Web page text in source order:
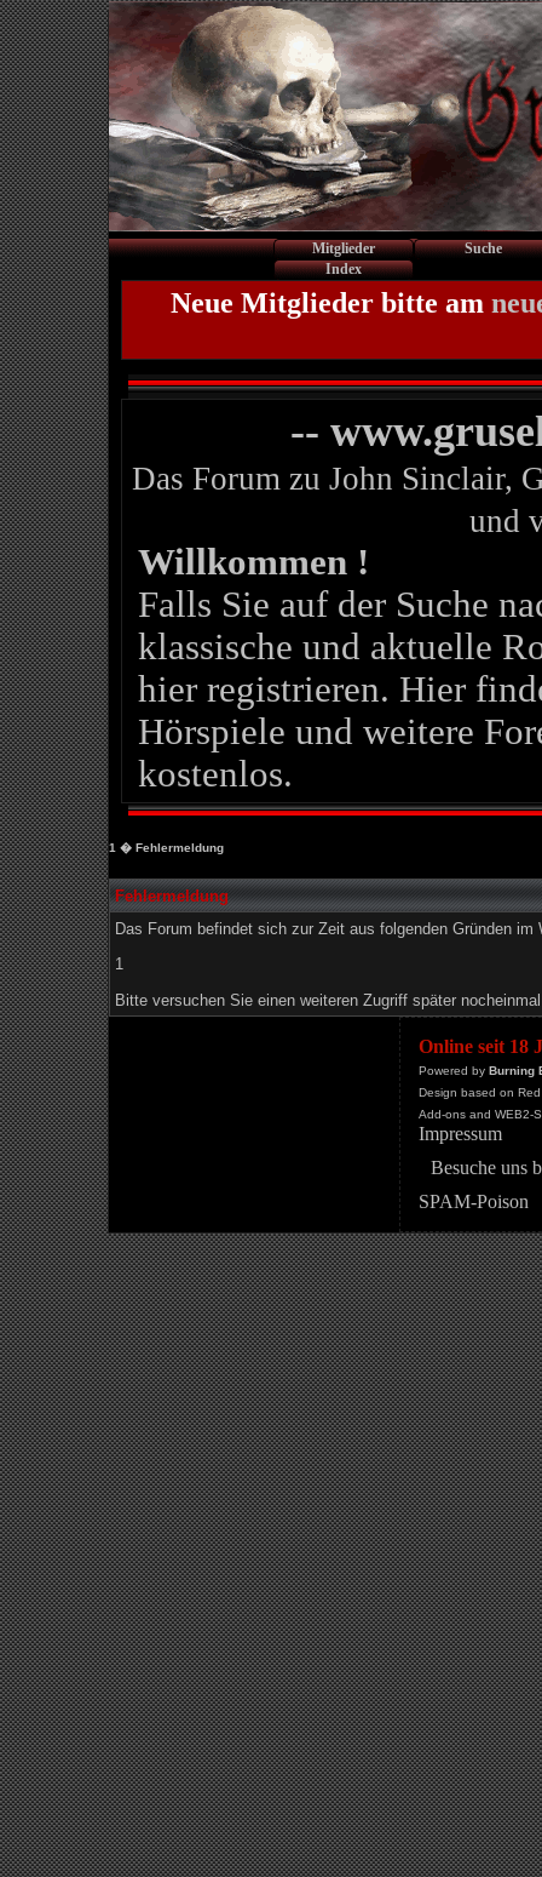
Mitglieder
Suche
Index
Neue Mitglieder bitte am
--
Das Forum zu John Sinclair,
und
Willkommen !
Falls Sie auf der Suche
klassische und aktuelle
hier registrieren. Hier
Hörspiele und weitere
kostenlos.
1 � Fehlermeldung
Fehlermeldung
Das Forum befindet sich zur Zeit aus folgenden Gründen im
1
Bitte versuchen Sie einen weiteren Zugriff später
Online seit 18
Powered by Burning
Design based on
Add-ons and WEB2-
Impressum
Besuche uns
SPAM-Poison